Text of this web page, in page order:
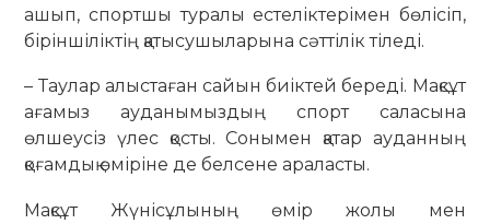
ашып, спортшы туралы естеліктерімен бөлісіп,
біріншіліктің қатысушыларына сәттілік тіледі.
– Таулар алыстаған сайын биіктей береді. Мақсұт
ағамыз ауданымыздың спорт саласына
өлшеусіз үлес қосты. Сонымен қатар ауданның
қоғамдық өміріне де белсене араласты.
Мақсұт Жүнісұлының өмір жолы мен